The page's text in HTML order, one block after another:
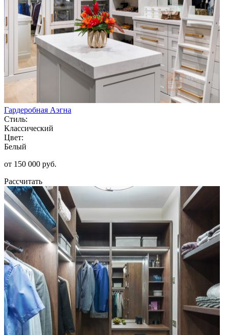
Гардеробная Аэгна
Стиль:
Классический
Цвет:
Белый
от 150 000 руб.
Рассчитать